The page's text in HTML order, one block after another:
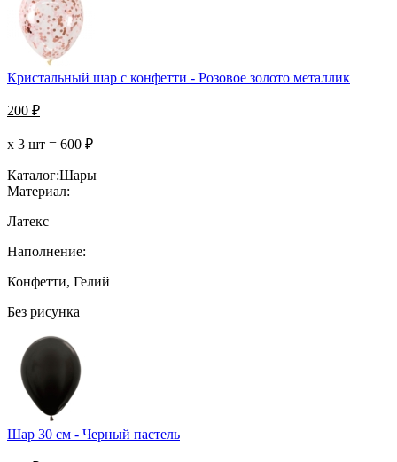
Кристальный шар с конфетти - Розовое золото металлик
200 ₽
х 3 шт = 600 ₽
Каталог:Шары
Материал:
Латекс
Наполнение:
Конфетти, Гелий
Без рисунка
Шар 30 см - Черный пастель